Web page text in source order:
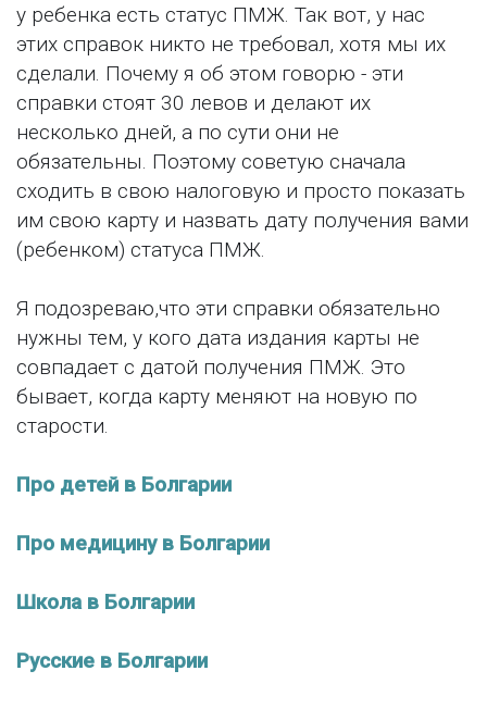
у ребенка есть статус ПМЖ. Так вот, у нас
этих справок никто не требовал, хотя мы их
сделали. Почему я об этом говорю - эти
справки стоят 30 левов и делают их
несколько дней, а по сути они не
обязательны. Поэтому советую сначала
сходить в свою налоговую и просто показать
им свою карту и назвать дату получения вами
(ребенком) статуса ПМЖ.
Я подозреваю,что эти справки обязательно
нужны тем, у кого дата издания карты не
совпадает с датой получения ПМЖ. Это
бывает, когда карту меняют на новую по
старости.
Про детей в Болгарии
Про медицину в Болгарии
Школа в Болгарии
Русские в Болгарии